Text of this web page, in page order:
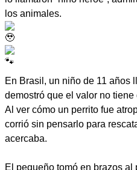
los animales.
En Brasil, un niño de 11 años
demostró que el valor no tiene
Al ver cómo un perrito fue
corrió sin pensarlo para
acercaba.
El pequeño tomó en brazos